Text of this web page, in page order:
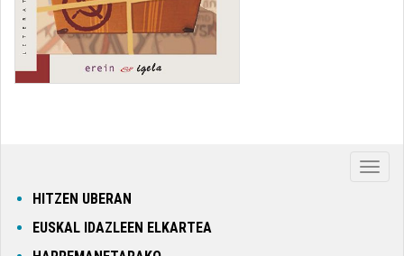
HITZEN UBERAN
EUSKAL IDAZLEEN ELKARTEA